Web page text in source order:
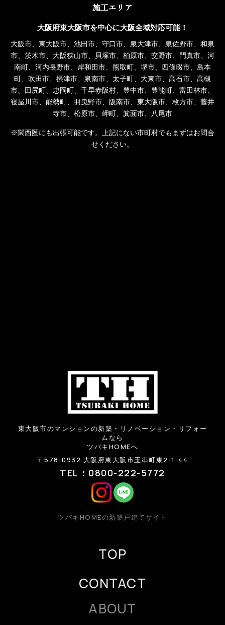
施工エリア
大阪府東大阪市を中心に大阪全域対応可能！
大阪市、東大阪市、池田市、守口市、泉大津市、泉佐野市、和泉
市、茨木市、大阪狭山市、貝塚市、柏原市、交野市、門真市、河
南町、河内長野市、岸和田市、熊取町、堺市、四條畷市、島本
町、吹田市、摂津市、泉南市、太子町、大東市、高石市、高槻
市、田尻町、忠岡町、千早赤阪村、豊中市、豊能町、富田林市、
寝屋川市、能勢町、羽曳野市、阪南市、東大阪市、枚方市、藤井
寺市、松原市、岬町、箕面市、八尾市
※関西圏にも出張可能です。上記にない市町村でもまずはお問合
せください。
東大阪市のマンションの新築・リノベーション・リフォー
ムなら
ツバキHOMEへ
〒578-0932 大阪府東大阪市玉串町東2-1-44
TEL：0800-222-5772
ツバキHOMEの新築戸建てサイト
TOP
CONTACT
ABOUT